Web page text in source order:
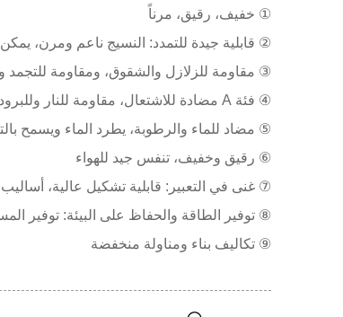
① خفيف، رقيق، مرناً
② قابلية جيدة للتمدد: النسيج ناعم ومرن،
③ مقاومة للزلازل والشقوق، ومقاومة للتجمد
④ فئة A مضادة للاشتعال، مقاومة للنار وللبرودة الشديدة
⑤ مضاد للماء والرطوبة، يطرد الماء ويسمح
⑥ رقيق وخفيف، تنفس جيد للهواء
⑦ غنى في التعبير: قابلية تشكيل عالية،
⑧ توفير الطاقة والحفاظ على البيئة: توفير
⑨ تكاليف بناء ومناولة منخفضة